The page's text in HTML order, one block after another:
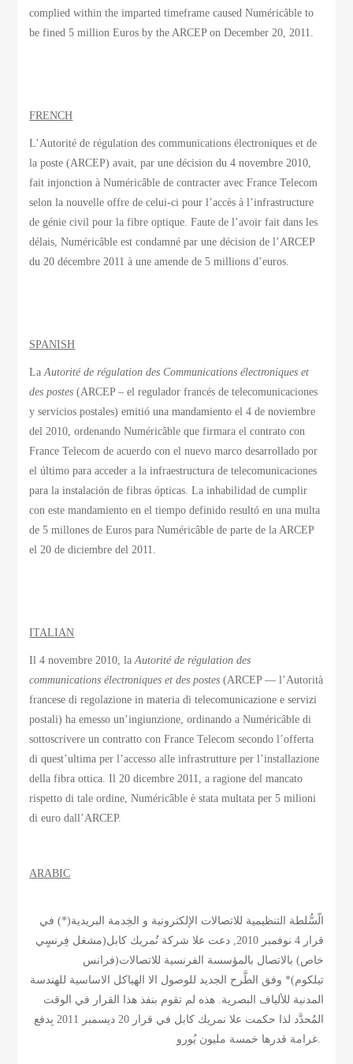
complied within the imparted timeframe caused Numéricâble to
be fined 5 million Euros by the ARCEP on December 20, 2011.
FRENCH
L’Autorité de régulation des communications électroniques et de
la poste (ARCEP) avait, par une décision du 4 novembre 2010,
fait injonction à Numéricâble de contracter avec France Telecom
selon la nouvelle offre de celui-ci pour l’accès à l’infrastructure
de génie civil pour la fibre optique. Faute de l’avoir fait dans les
délais, Numéricâble est condamné par une décision de l’ARCEP
du 20 décembre 2011 à une amende de 5 millions d’euros.
SPANISH
LaAutorité de régulation des Communications électroniques et
des postes (ARCEP – el regulador francés de telecomunicaciones
y servicios postales) emitió una mandamiento el 4 de noviembre
del 2010, ordenando Numéricâble que firmara el contrato con
France Telecom de acuerdo con el nuevo marco desarrollado por
el último para acceder a la infraestructura de telecomunicaciones
para la instalación de fibras ópticas. La inhabilidad de cumplir
con este mandamiento en el tiempo definido resultó en una multa
de 5 millones de Euros para Numéricâble de parte de la ARCEP
el 20 de diciembre del 2011.
ITALIAN
Il 4 novembre 2010, laAutorité de régulation des
communications électroniques et des postes (ARCEP — l’Autorità
francese di regolazione in materia di telecomunicazione e servizi
postali) ha emesso un’ingiunzione, ordinando a Numéricâble di
sottoscrivere un contratto con France Telecom secondo l’offerta
di quest’ultima per l’accesso alle infrastrutture per l’installazione
della fibra ottica. Il 20 dicembre 2011, a ragione del mancato
rispetto di tale ordine, Numéricâble è stata multata per 5 milioni
di euro dall’ARCEP.
ARABIC
الّسُّلطة التنظيمية للاتصالات الإلكترونية و الخِدمة البريدية(*) في
قرار 4 نوفمبر 2010, دعت علا شركة نُمريك كابل(مشغل فِرنسٍي
خاص) بالاتصال بالمؤسسة الفرنسية للاتصالات(فرانس
تيلكوم)* وفق الطَّرح الجديد للوصول الا الهياكل الاساسية للهندسة
المدنية للألياف البصرية. هذه لم تقوم بنفذ هذا القرار في الوقت
المُحدَّد لذا حكمت علا نمريك كابل في قرار 20 ديسمبر 2011 بِدفع
غرامة قدرها خمسة مليون يُورو.